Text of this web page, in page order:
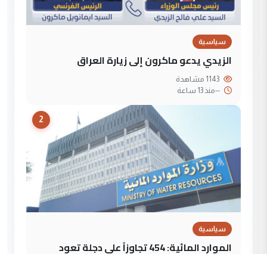
سياسية
الزيدي يدعو ماكرون إلى زيارة العراق
--منذ 13 ساعة
2
سياسية
الموارد المائية: 454 تجاوزاً على دجلة تعود